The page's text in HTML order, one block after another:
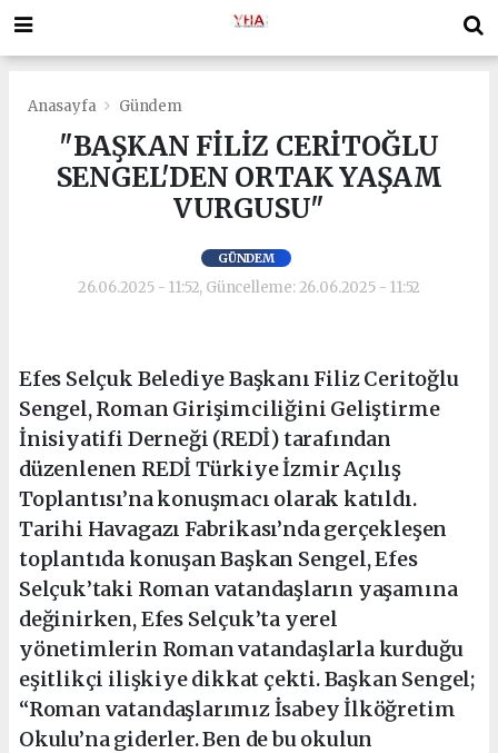
Anasayfa Gündem
"BAŞKAN FİLİZ CERİTOĞLU
SENGEL'DEN ORTAK YAŞAM
VURGUSU"
GÜNDEM
26.06.2025 - 11:52, Güncelleme: 26.06.2025 - 11:52
Efes Selçuk Belediye Başkanı Filiz Ceritoğlu
Sengel, Roman Girişimciliğini Geliştirme
İnisiyatifi Derneği (REDİ) tarafından
düzenlenen REDİ Türkiye İzmir Açılış
Toplantısı’na konuşmacı olarak katıldı.
Tarihi Havagazı Fabrikası’nda gerçekleşen
toplantıda konuşan Başkan Sengel, Efes
Selçuk’taki Roman vatandaşların yaşamına
değinirken, Efes Selçuk’ta yerel
yönetimlerin Roman vatandaşlarla kurduğu
eşitlikçi ilişkiye dikkat çekti. Başkan Sengel;
“Roman vatandaşlarımız İsabey İlköğretim
Okulu’na giderler. Ben de bu okulun